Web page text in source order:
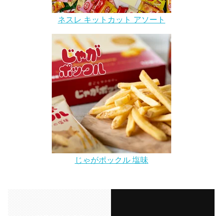
ネスレ キットカット アソート
じゃがポックル 塩味